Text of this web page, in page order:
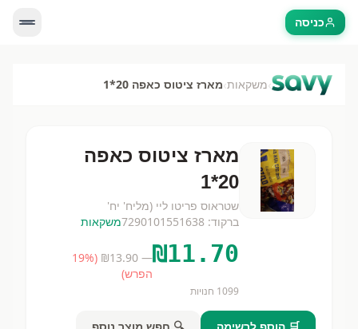
כניסה
›משקאות›מארז ציטוס כאפה 20*1
מארז ציטוס כאפה
20*1
שטראוס פריטו ליי (מליח' יח'
ברקוד: 7290101551638משקאות
₪11.70
— ₪
13.90
(
19%
הפרש)
1099 חנויות